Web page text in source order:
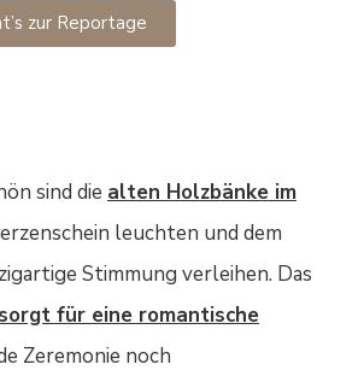
zur Reportage
sind die alten Holzbänke im
leuchten und dem
Stimmung verleihen. Das
für eine romantische
Zeremonie noch